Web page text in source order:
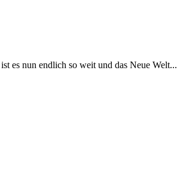
es nun endlich so weit und das Neue Welt...